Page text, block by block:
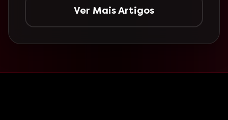
Ver Mais Artigos